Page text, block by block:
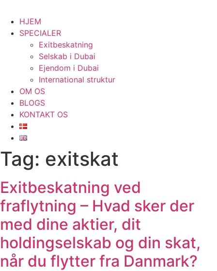
HJEM
SPECIALER
Exitbeskatning
Selskab i Dubai
Ejendom i Dubai
International struktur
OM OS
BLOGS
KONTAKT OS
Tag: exitskat
Exitbeskatning ved
fraflytning – Hvad sker der
med dine aktier, dit
holdingselskab og din skat,
når du flytter fra Danmark?